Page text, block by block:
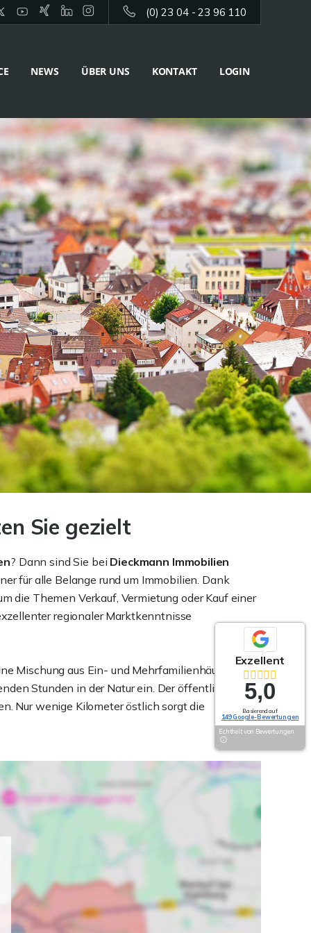
(0) 23 04 - 23 96 110
NEWS ÜBER UNS KONTAKT LOGIN
Sie gezielt
? Dann sind Sie bei Dieckmann Immobilien
für alle Belange rund um Immobilien. Dank
die Themen Verkauf, Vermietung oder Kauf einer
regionaler Marktkenntnisse
Mischung aus Ein- und Mehrfamilienhäusern
Stunden in der Natur ein. Der öffentliche
Nur wenige Kilometer östlich sorgt die
Exzellent
5,0
Basierend auf
149 Google-Bewertungen
Echtheit von Bewertungen